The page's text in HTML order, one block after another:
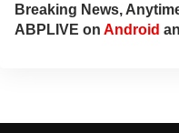
Breaking News,
ABPLIVE on Android